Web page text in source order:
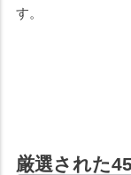
す。
厳選された